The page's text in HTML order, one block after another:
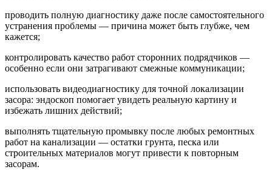
проводить полную диагностику даже после самостоятельного
устранения проблемы — причина может быть глубже, чем
кажется;
контролировать качество работ сторонних подрядчиков —
особенно если они затрагивают смежные коммуникации;
использовать видеодиагностику для точной локализации
засора: эндоскоп помогает увидеть реальную картину и
избежать лишних действий;
выполнять тщательную промывку после любых ремонтных
работ на канализации — остатки грунта, песка или
строительных материалов могут привести к повторным
засорам.